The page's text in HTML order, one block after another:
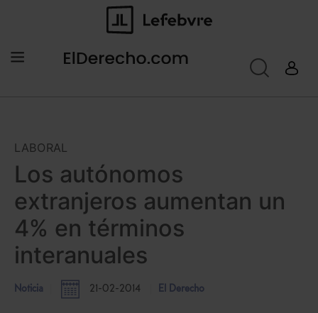
LABORAL
Los autónomos
extranjeros aumentan un
4% en términos
interanuales
Noticia 21-02-2014 El Derecho